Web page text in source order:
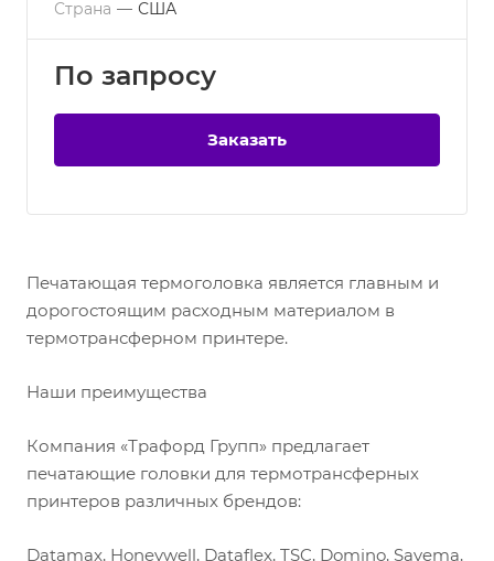
Страна — США
По запросу
Заказать
Печатающая термоголовка является главным и
дорогостоящим расходным материалом в
термотрансферном принтере.
Наши преимущества
Компания «Трафорд Групп» предлагает
печатающие головки для термотрансферных
принтеров различных брендов:
Datamax, Honeywell, Dataflex, TSC, Domino, Savema,